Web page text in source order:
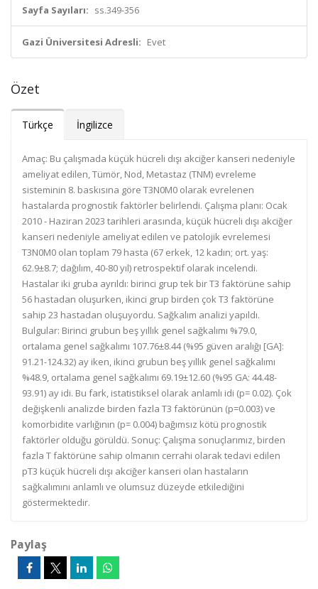
Sayfa Sayıları: ss.349-356
Gazi Üniversitesi Adresli: Evet
Özet
Türkçe İngilizce
Amaç: Bu çalışmada küçük hücreli dışı akciğer kanseri nedeniyle
ameliyat edilen, Tümör, Nod, Metastaz (TNM) evreleme
sisteminin 8. baskısına göre T3N0M0 olarak evrelenen
hastalarda prognostik faktörler belirlendi. Ça­lış­ma­ pla­nı:­ Ocak
2010 - Haziran 2023 tarihleri arasında, küçük hücreli dışı akciğer
kanseri nedeniyle ameliyat edilen ve patolojik evrelemesi
T3N0M0 olan toplam 79 hasta (67 erkek, 12 kadın; ort. yaş:
62.9±8.7; dağılım, 40-80 yıl) retrospektif olarak incelendi.
Hastalar iki gruba ayrıldı: birinci grup tek bir T3 faktörüne sahip
56 hastadan oluşurken, ikinci grup birden çok T3 faktörüne
sahip 23 hastadan oluşuyordu. Sağkalım analizi yapıldı.
Bulgular: Birinci grubun beş yıllık genel sağkalımı %79.0,
ortalama genel sağkalımı 107.76±8.44 (%95 güven aralığı [GA]:
91.21-124.32) ay iken, ikinci grubun beş yıllık genel sağkalımı
%48.9, ortalama genel sağkalımı 69.19±12.60 (%95 GA: 44.48-
93.91) ay idi. Bu fark, istatistiksel olarak anlamlı idi (p= 0.02). Çok
değişkenli analizde birden fazla T3 faktörünün (p=0.003) ve
komorbidite varlığının (p= 0.004) bağımsız kötü prognostik
faktörler olduğu görüldü. So­nuç:­ Çalışma sonuçlarımız, birden
fazla T faktörüne sahip olmanın cerrahi olarak tedavi edilen
pT3 küçük hücreli dışı akciğer kanseri olan hastaların
sağkalımını anlamlı ve olumsuz düzeyde etkilediğini
göstermektedir.
Paylaş